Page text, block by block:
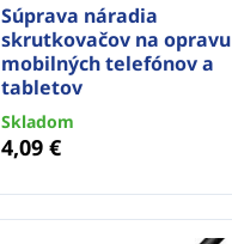
Súprava náradia
skrutkovačov na opravu
mobilných telefónov a
tabletov
Skladom
4,09 €